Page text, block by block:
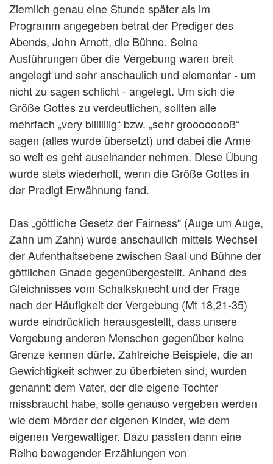
Ziemlich genau eine Stunde später als im
Programm angegeben betrat der Prediger des
Abends, John Arnott, die Bühne. Seine
Ausführungen über die Vergebung waren breit
angelegt und sehr anschaulich und elementar - um
nicht zu sagen schlicht - angelegt. Um sich die
Größe Gottes zu verdeutlichen, sollten alle
mehrfach „very biiiiiiiig“ bzw. „sehr groooooooß“
sagen (alles wurde übersetzt) und dabei die Arme
so weit es geht auseinander nehmen. Diese Übung
wurde stets wiederholt, wenn die Größe Gottes in
der Predigt Erwähnung fand.
Das „göttliche Gesetz der Fairness“ (Auge um Auge,
Zahn um Zahn) wurde anschaulich mittels Wechsel
der Aufenthaltsebene zwischen Saal und Bühne der
göttlichen Gnade gegenübergestellt. Anhand des
Gleichnisses vom Schalksknecht und der Frage
nach der Häufigkeit der Vergebung (Mt 18,21-35)
wurde eindrücklich herausgestellt, dass unsere
Vergebung anderen Menschen gegenüber keine
Grenze kennen dürfe. Zahlreiche Beispiele, die an
Gewichtigkeit schwer zu überbieten sind, wurden
genannt: dem Vater, der die eigene Tochter
missbraucht habe, solle genauso vergeben werden
wie dem Mörder der eigenen Kinder, wie dem
eigenen Vergewaltiger. Dazu passten dann eine
Reihe bewegender Erzählungen von